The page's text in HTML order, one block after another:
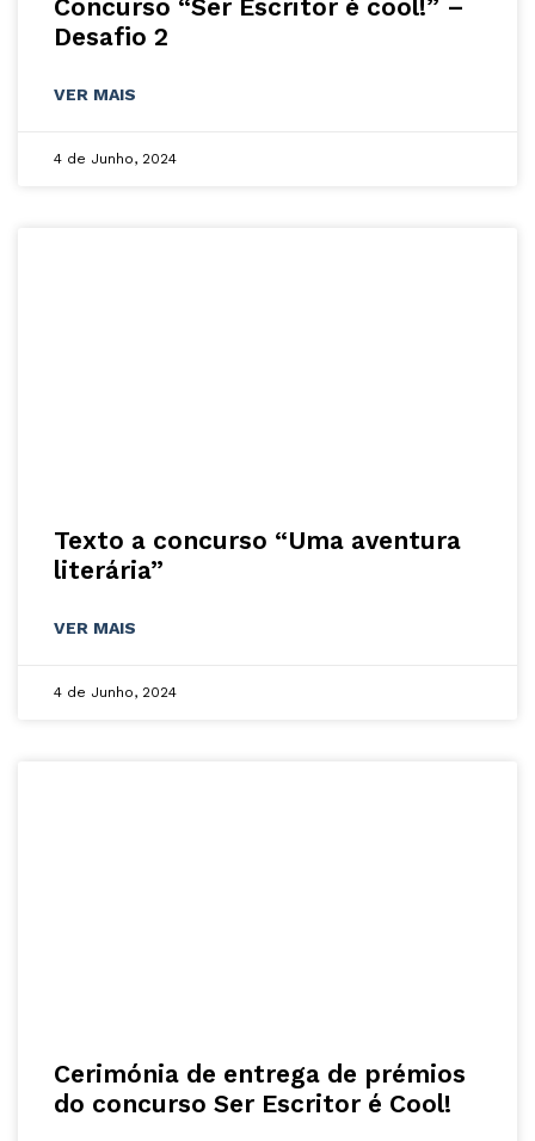
Concurso “Ser Escritor é cool!” –
Desafio 2
VER MAIS
4 de Junho, 2024
Texto a concurso “Uma aventura
literária”
VER MAIS
4 de Junho, 2024
Cerimónia de entrega de prémios
do concurso Ser Escritor é Cool!